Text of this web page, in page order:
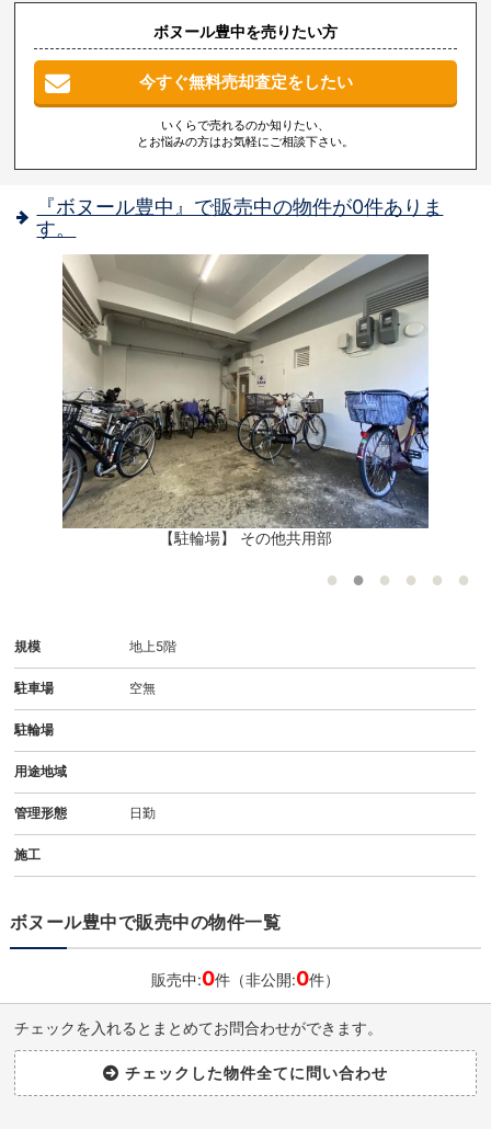
ボヌール豊中を売りたい方
今すぐ無料売却査定をしたい
いくらで売れるのか知りたい、
とお悩みの方はお気軽にご相談下さい。
『ボヌール豊中』で販売中の物件が0件ありま
す。
【駐輪場】 その他共用部
規模 地上5階
駐車場 空無
駐輪場
用途地域
管理形態 日勤
施工
ボヌール豊中で販売中の物件一覧
販売中:0件（非公開:0件）
チェックを入れるとまとめてお問合わせができます。